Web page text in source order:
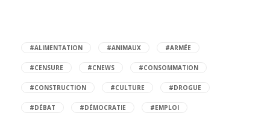
#ALIMENTATION #ANIMAUX #ARMÉE
#CENSURE #CNEWS #CONSOMMATION
#CONSTRUCTION #CULTURE #DROGUE
#DÉBAT #DÉMOCRATIE #EMPLOI